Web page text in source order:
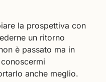
la prospettiva con
un ritorno
è passato ma in
anche meglio.